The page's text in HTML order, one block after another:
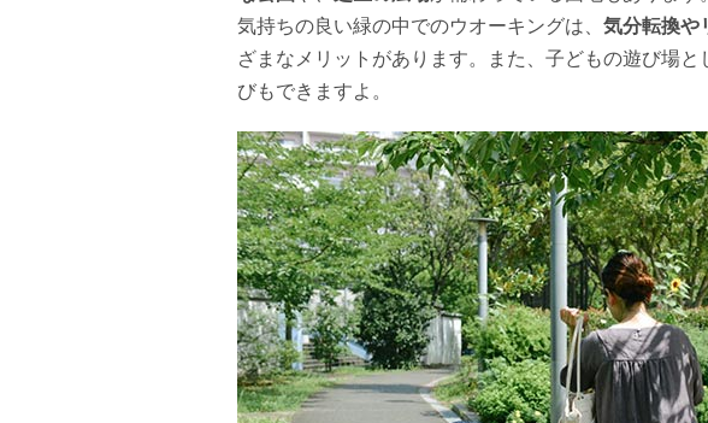
気持ちの良い緑の中でのウオーキングは、 気分転換や
ざまなメリットがあります。また、子どもの遊び場
びもできますよ。